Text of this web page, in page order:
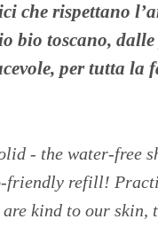
che rispettano
bio toscano,
per tutta
- the water-free
friendly refill!
kind to our skin,